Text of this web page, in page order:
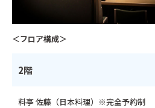
＜フロア構成＞
2階
料亭 佐藤（日本料理）※完全予約制